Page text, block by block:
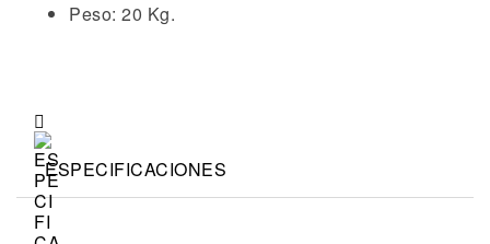
Peso: 20 Kg.
ESPECIFICACIONES